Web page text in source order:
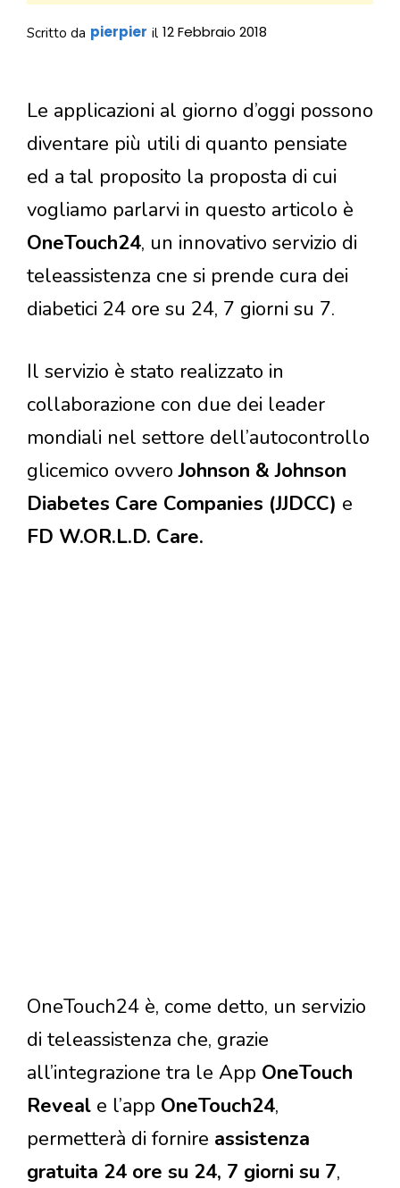
Scritto da pierpier il 12 Febbraio 2018
Le applicazioni al giorno d’oggi possono
diventare più utili di quanto pensiate
ed a tal proposito la proposta di cui
vogliamo parlarvi in questo articolo è
OneTouch24, un innovativo servizio di
teleassistenza cne si prende cura dei
diabetici 24 ore su 24, 7 giorni su 7.
Il servizio è stato realizzato in
collaborazione con due dei leader
mondiali nel settore dell’autocontrollo
glicemico ovvero Johnson & Johnson
Diabetes Care Companies (JJDCC) e
FD W.OR.L.D. Care.
OneTouch24 è, come detto, un servizio
di teleassistenza che, grazie
all’integrazione tra le App OneTouch
Reveal e l’app OneTouch24,
permetterà di fornire assistenza
gratuita 24 ore su 24, 7 giorni su 7,